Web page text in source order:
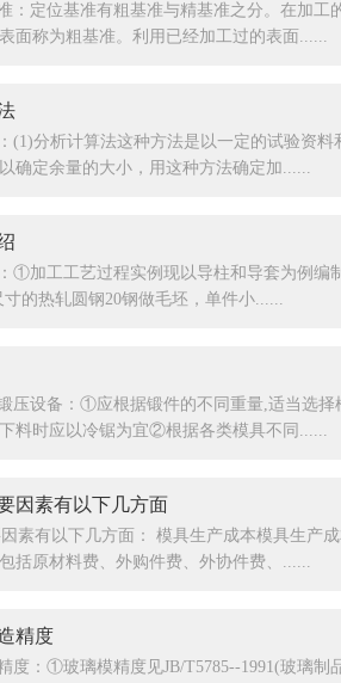
：定位基准有粗基准与精基准之分。在加工
面称为粗基准。利用已经加工过的表面......
(1)分析计算法这种方法是以一定的试验资料
确定余量的大小，用这种方法确定加......
①加工工艺过程实例现以导柱和导套为例编
的热轧圆钢20钢做毛坯，单件小......
压设备：①应根据锻件的不同重量,适当选
料时应以冷锯为宜②根据各类模具不同......
因素有以下几方面
素有以下几方面： 模具生产成本模具生产
括原材料费、外购件费、外协件费、......
精度
度：①玻璃模精度见JB/T5785--1991(玻璃